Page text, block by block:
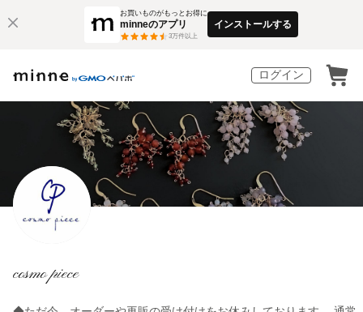
お買いものがもっとお得に
minneのアプリ
3万件以上
インストールする
ログイン
cosmo piece